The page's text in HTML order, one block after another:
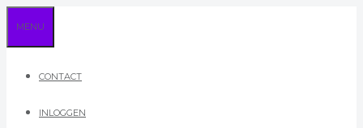
naar
de
MENU
CONTACT
INLOGGEN